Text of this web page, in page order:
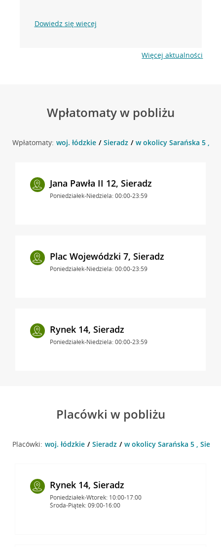
Dowiedz się więcej
Więcej aktualności
Wpłatomaty w pobliżu
Wpłatomaty: woj. łódzkie Sieradz w okolicy Sarańska 5 ,
Jana Pawła II 12, Sieradz
Poniedziałek-Niedziela: 00:00-23:59
Plac Wojewódzki 7, Sieradz
Poniedziałek-Niedziela: 00:00-23:59
Rynek 14, Sieradz
Poniedziałek-Niedziela: 00:00-23:59
Placówki w pobliżu
Placówki: woj. łódzkie Sieradz w okolicy Sarańska 5 ,
Rynek 14, Sieradz
Poniedziałek-Wtorek: 10:00-17:00
Środa-Piątek: 09:00-16:00